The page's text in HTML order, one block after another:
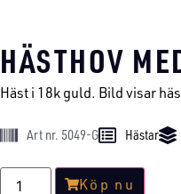
HÄSTHOV
Häst i 18k guld. Bild visar
Art nr. 5049-G Hästar
Köp nu